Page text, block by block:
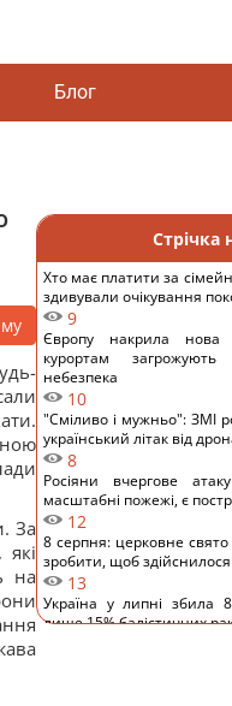
Блог
За
на
Стрічка
Хто має платити за
здивували очікування
9
Європу накрила
курортам
небезпека
10
"Сміливо і мужньо": ЗМІ
український літак від
8
Росіяни вчергове
масштабні пожежі, є
12
8 серпня: церковне свято
зробити, щоб
13
Україна у липні збила
лише 15% балістичних